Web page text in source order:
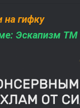
гифку
Эскапизм ТМ